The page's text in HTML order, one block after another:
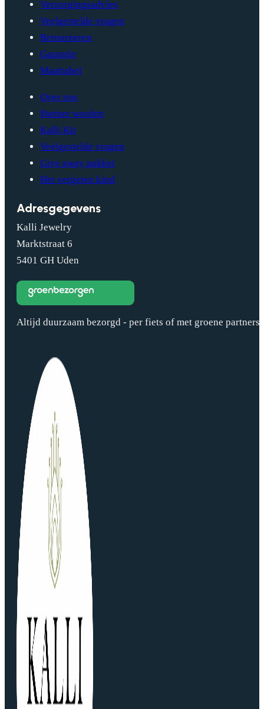
Verzorgingsadvies
Veelgestelde vragen
Retourneren
Garantie
Maattabel
Over ons
Partner worden
Kalli Kit
Veelgestelde vragen
Give away pakket
Het vergeten kind
Adresgegevens
Kalli Jewelry
Marktstraat 6
5401 GH Uden
Altijd duurzaam bezorgd - per fiets of met groene partners